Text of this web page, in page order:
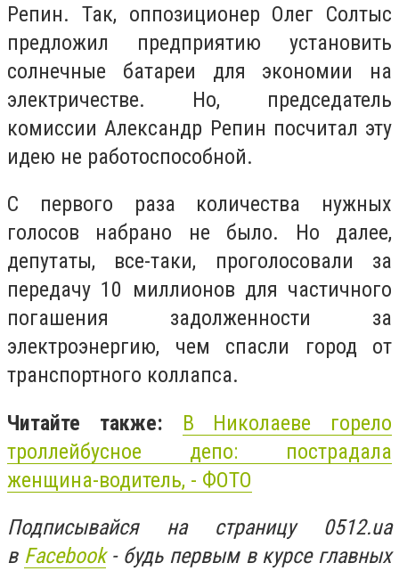
Репин. Так, оппозиционер Олег Солтыс
предложил предприятию установить
солнечные батареи для экономии на
электричестве. Но, председатель
комиссии Александр Репин посчитал эту
идею не работоспособной.
С первого раза количества нужных
голосов набрано не было. Но далее,
депутаты, все-таки, проголосовали за
передачу 10 миллионов для частичного
погашения задолженности за
электроэнергию, чем спасли город от
транспортного коллапса.
Читайте также: В Николаеве горело
троллейбусное депо: пострадала
женщина-водитель, - ФОТО
Подписывайся на страницу 0512.ua
в Facebook- будь первым в курсе главных